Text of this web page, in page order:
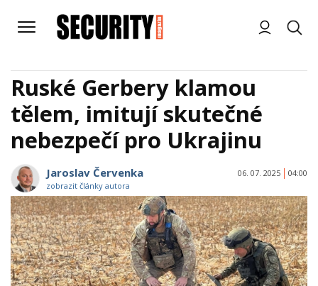
Ruské Gerbery klamou
tělem, imitují skutečné
nebezpečí pro Ukrajinu
Jaroslav Červenka
zobrazit články autora
06. 07. 2025 04:00